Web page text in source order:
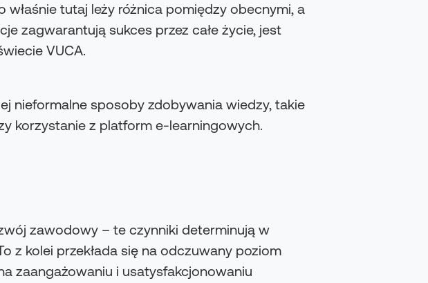
właśnie tutaj leży różnica pomiędzy obecnymi, a
zagwarantują sukces przez całe życie, jest
VUCA.
nieformalne sposoby zdobywania wiedzy, takie
korzystanie z platform e-learningowych.
zawodowy – te czynniki determinują w
z kolei przekłada się na odczuwany poziom
zaangażowaniu i usatysfakcjonowaniu